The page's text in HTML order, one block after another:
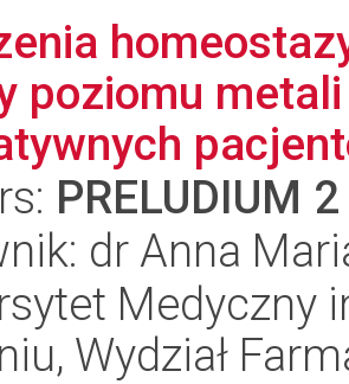
poziomu
PRELUDIUM 2
dr Anna
Medyczny
Wydział